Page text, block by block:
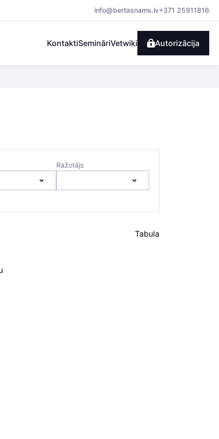
info@bertasnams.lv+371 25911816
KontaktiSemināriVetwiki Autorizācija
Ražotājs
Tabula